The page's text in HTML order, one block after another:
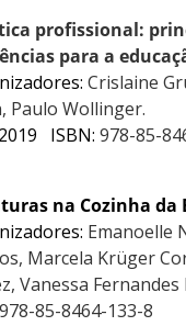
profissional:
para a
Crislaine
Paulo Wollinger.
ISBN: 978-85-
na Cozinha da
Emanoelle
Marcela Krüger
Vanessa Fernandes
978-85-8464-133-8